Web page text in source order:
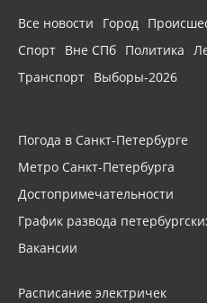
Все новости Город
Спорт Вне СПб Политика
Транспорт Выборы-2026
Погода в Санкт-Петербурге
Метро Санкт-Петербурга
Достопримечательности
График развода
Вакансии
Расписание электричек